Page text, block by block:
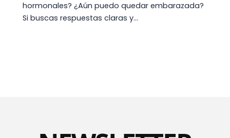
hormonales? ¿Aún puedo quedar embarazada?
Si buscas respuestas claras y…